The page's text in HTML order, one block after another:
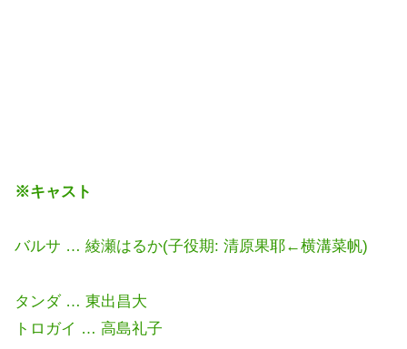
※キャスト
バルサ … 綾瀬はるか(子役期: 清原果耶←横溝菜帆)
タンダ … 東出昌大
トロガイ … 高島礼子